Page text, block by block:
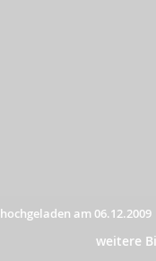
hochgeladen am 06.12.2009
weitere